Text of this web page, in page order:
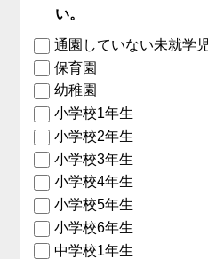
い。
通園していない未就学児
保育園
幼稚園
小学校1年生
小学校2年生
小学校3年生
小学校4年生
小学校5年生
小学校6年生
中学校1年生